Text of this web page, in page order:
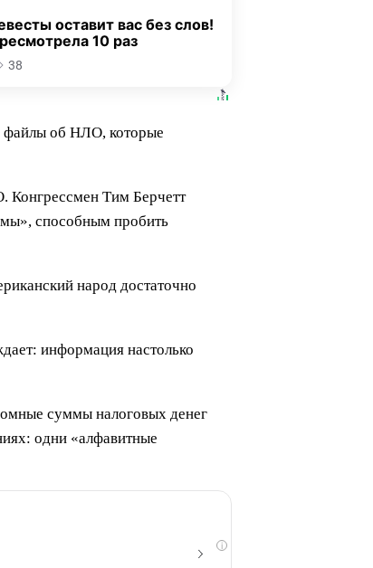
оставит вас без слов!
10 раз
38
файлы об НЛО, которые
Конгрессмен Тим Берчетт
способным пробить
народ достаточно
информация настолько
суммы налоговых денег
одни «алфавитные
i